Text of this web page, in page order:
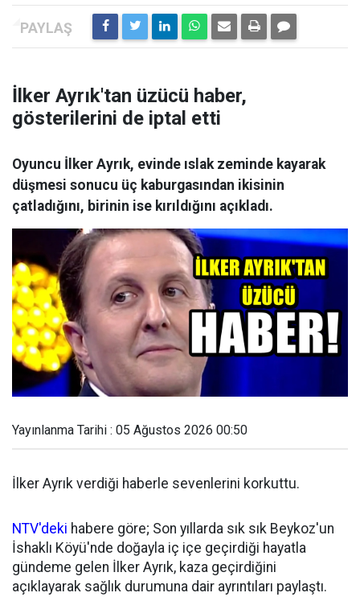
İlker Ayrık'tan üzücü haber,
gösterilerini de iptal etti
Oyuncu İlker Ayrık, evinde ıslak zeminde kayarak
düşmesi sonucu üç kaburgasından ikisinin
çatladığını, birinin ise kırıldığını açıkladı.
Yayınlanma Tarihi : 05 Ağustos 2026 00:50
İlker Ayrık verdiği haberle sevenlerini korkuttu.
NTV'deki habere göre; Son yıllarda sık sık Beykoz'un
İshaklı Köyü'nde doğayla iç içe geçirdiği hayatla
gündeme gelen İlker Ayrık, kaza geçirdiğini
açıklayarak sağlık durumuna dair ayrıntıları paylaştı.